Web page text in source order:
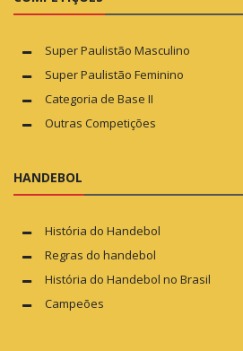
Super Paulistão Masculino
Super Paulistão Feminino
Categoria de Base II
Outras Competições
HANDEBOL
História do Handebol
Regras do handebol
História do Handebol no Brasil
Campeões